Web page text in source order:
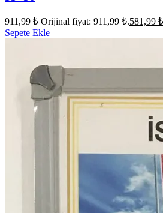
911,99₺ Orijinal fiyat: 911,99 ₺.581,99 ₺
Sepete Ekle